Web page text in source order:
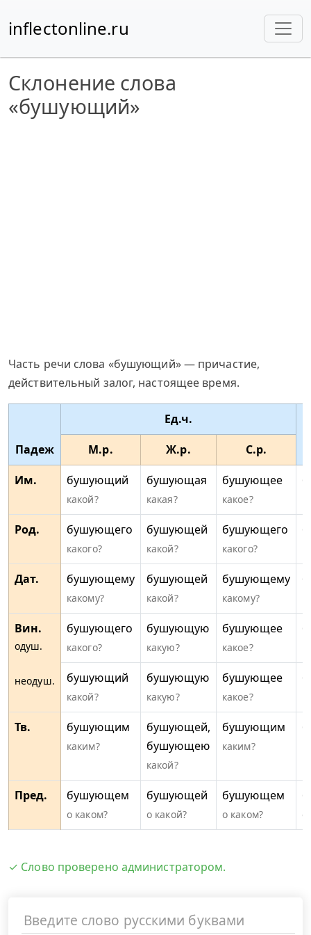
inflectonline.ru
Склонение слова
«бушующий»
Часть речи слова «бушующий» — причастие,
действительный залог, настоящее время.
Падеж
Ед.ч.
М.р.
Ж.р.
С.р.
Им.
бушующий
какой?
бушующая
какая?
бушующее
какое?
Род. бушующего
какого?
бушующей
какой?
бушующего
какого?
Дат. бушующему
какому?
бушующей
какой?
бушующему
какому?
Вин.
одуш.
неодуш.
бушующего
какого?
бушующую
какую?
бушующее
какое?
бушующий
какой?
бушующую
какую?
бушующее
какое?
Тв. бушующим
каким?
бушующей,
бушующею
какой?
бушующим
каким?
Пред. бушующем
о каком?
бушующей
о какой?
бушующем
о каком? о
✓ Слово проверено администратором.